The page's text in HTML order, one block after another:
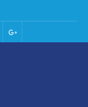
Google+